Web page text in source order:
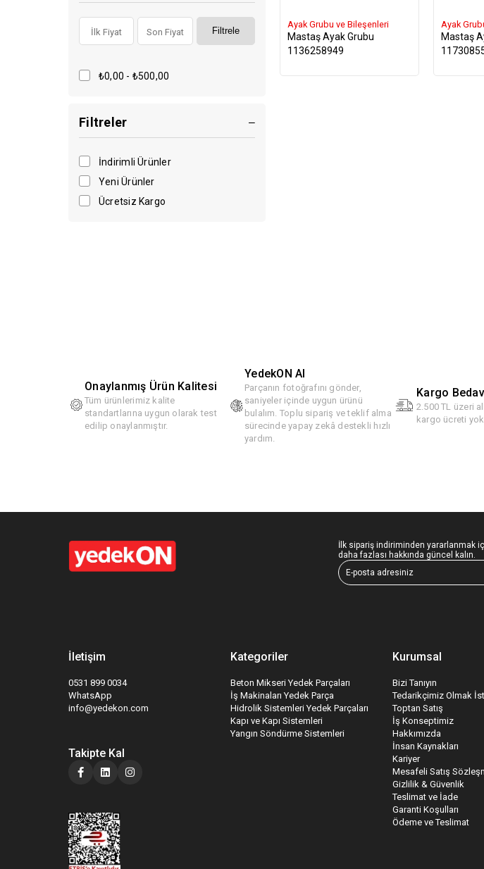
Filtrele
₺0,00 - ₺500,00
Filtreler
İndirimli Ürünler
Yeni Ürünler
Ücretsiz Kargo
Ayak Grubu ve Bileşenleri
Mastaş Ayak Grubu
1136258949
Ayak
Mastaş
Onaylanmış Ürün Kalitesi
Tüm ürünlerimiz kalite
standartlarına uygun olarak test
edilip onaylanmıştır.
YedekON AI
Parçanın fotoğrafını gönder,
saniyeler içinde uygun ürünü
bulalım. Toplu sipariş ve teklif alma
sürecinde yapay zekâ destekli hızlı
yardım.
Kargo
2.500 TL üzeri
kargo ücreti
İlk sipariş indiriminden yararlanmak
daha fazlası hakkında güncel kalın.
İletişim
0531 899 0034
WhatsApp
info@yedekon.com
Takipte Kal
Kategoriler
Beton Mikseri Yedek Parçaları
İş Makinaları Yedek Parça
Hidrolik Sistemleri Yedek Parçaları
Kapı ve Kapı Sistemleri
Yangın Söndürme Sistemleri
Kurumsal
Bizi Tanıyın
Tedarikçimiz Olmak
Toptan Satış
İş Konseptimiz
Hakkımızda
İnsan Kaynakları
Kariyer
Mesafeli Satış
Gizlilik & Güvenlik
Teslimat ve İade
Garanti Koşulları
Ödeme ve Teslimat